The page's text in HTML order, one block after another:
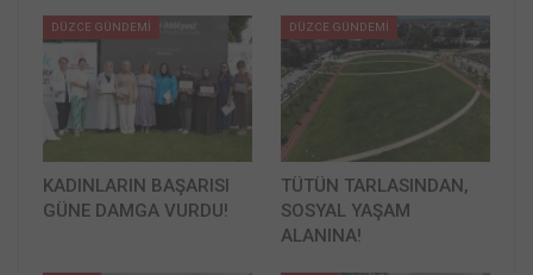
DÜZCE GÜNDEMİ
KADINLARIN BAŞARISI
GÜNE DAMGA VURDU!
DÜZCE GÜNDEMİ
TÜTÜN TARLASINDAN,
SOSYAL YAŞAM
ALANINA!